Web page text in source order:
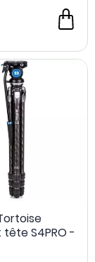
tête S4PRO -